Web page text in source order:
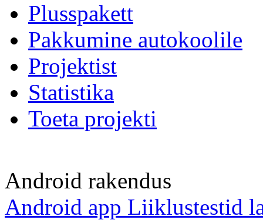
Plusspakett
Pakkumine autokoolile
Projektist
Statistika
Toeta projekti
Android rakendus
Android app Liiklustestid